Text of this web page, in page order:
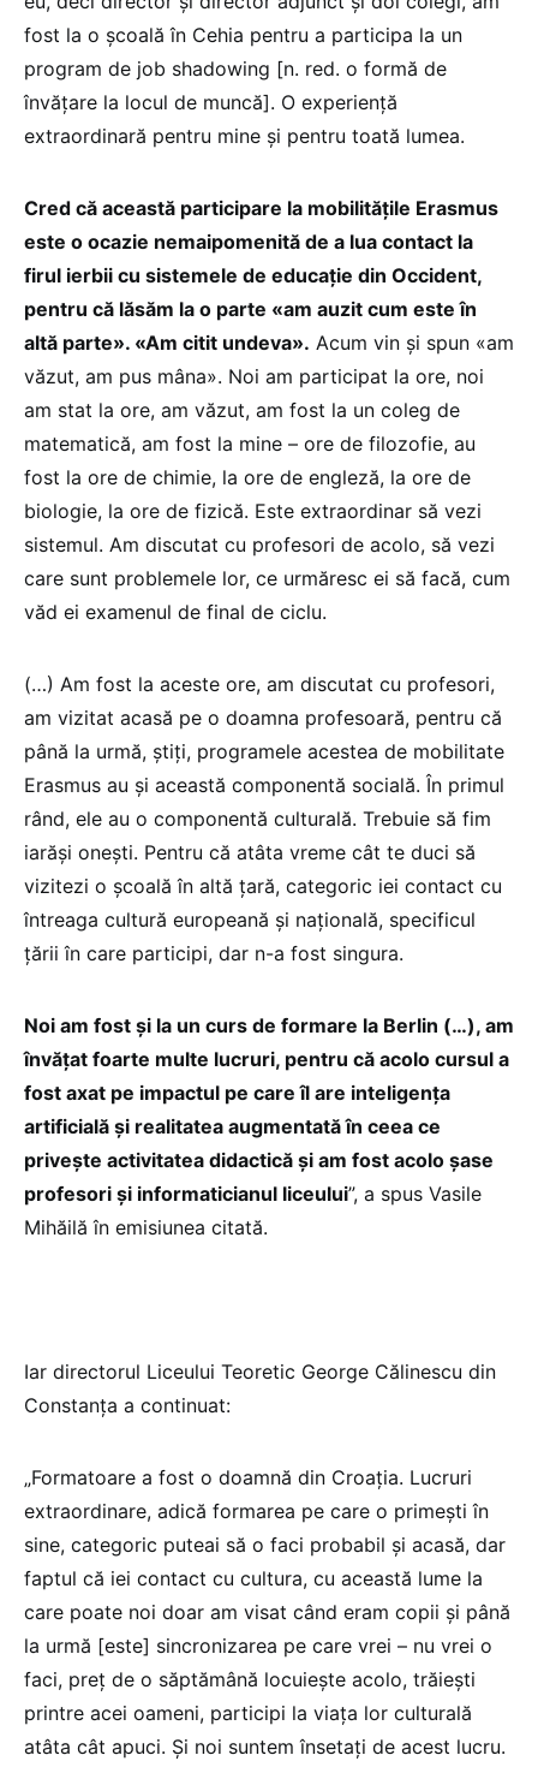
fost la o școală în Cehia pentru a participa la un
program de job shadowing [n. red. o formă de
învățare la locul de muncă]. O experiență
extraordinară pentru mine și pentru toată lumea.
Cred că această participare la mobilitățile Erasmus
este o ocazie nemaipomenită de a lua contact la
firul ierbii cu sistemele de educație din Occident,
pentru că lăsăm la o parte «am auzit cum este în
altă parte». «Am citit undeva». Acum vin și spun «am
văzut, am pus mâna». Noi am participat la ore, noi
am stat la ore, am văzut, am fost la un coleg de
matematică, am fost la mine – ore de filozofie, au
fost la ore de chimie, la ore de engleză, la ore de
biologie, la ore de fizică. Este extraordinar să vezi
sistemul. Am discutat cu profesori de acolo, să vezi
care sunt problemele lor, ce urmăresc ei să facă, cum
văd ei examenul de final de ciclu.
(…) Am fost la aceste ore, am discutat cu profesori,
am vizitat acasă pe o doamna profesoară, pentru că
până la urmă, știți, programele acestea de mobilitate
Erasmus au și această componentă socială. În primul
rând, ele au o componentă culturală. Trebuie să fim
iarăși onești. Pentru că atâta vreme cât te duci să
vizitezi o școală în altă țară, categoric iei contact cu
întreaga cultură europeană și națională, specificul
țării în care participi, dar n-a fost singura.
Noi am fost și la un curs de formare la Berlin (…), am
învățat foarte multe lucruri, pentru că acolo cursul a
fost axat pe impactul pe care îl are inteligența
artificială și realitatea augmentată în ceea ce
privește activitatea didactică și am fost acolo șase
profesori și informaticianul liceului”, a spus Vasile
Mihăilă în emisiunea citată.
Iar directorul Liceului Teoretic George Călinescu din
Constanța a continuat:
„Formatoare a fost o doamnă din Croația. Lucruri
extraordinare, adică formarea pe care o primești în
sine, categoric puteai să o faci probabil și acasă, dar
faptul că iei contact cu cultura, cu această lume la
care poate noi doar am visat când eram copii și până
la urmă [este] sincronizarea pe care vrei – nu vrei o
faci, preț de o săptămână locuiește acolo, trăiești
printre acei oameni, participi la viața lor culturală
atâta cât apuci. Și noi suntem însetați de acest lucru.